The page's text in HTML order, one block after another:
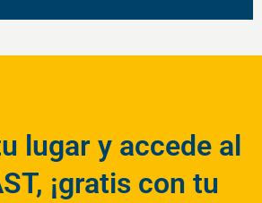
lugar y accede al
¡gratis con tu